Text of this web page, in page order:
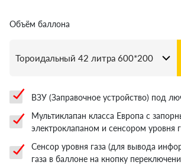
Объём баллона
ВЗУ (Заправочное устройство) под
Мультиклапан класса Европа с
электроклапаном и сенсором уровня
Сенсор уровня газа (для вывода
газа в баллоне на кнопку